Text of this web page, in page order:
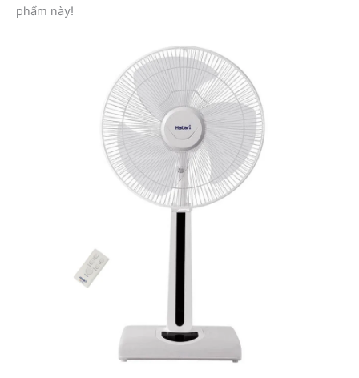
phẩm này!